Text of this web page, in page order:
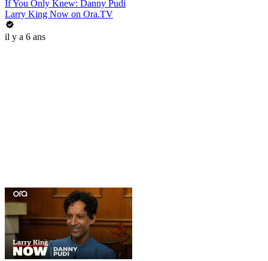
If You Only Knew: Danny Pudi
Larry King Now on Ora.TV
il y a 6 ans